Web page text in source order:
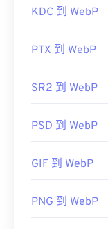
KDC 到 WebP
PTX 到 WebP
SR2 到 WebP
PSD 到 WebP
GIF 到 WebP
PNG 到 WebP